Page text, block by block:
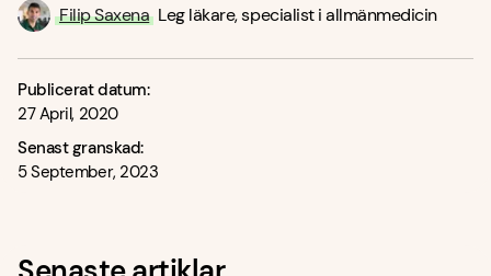
Filip Saxena Leg läkare, specialist i allmänmedicin
Publicerat datum:
27 April, 2020
Senast granskad:
5 September, 2023